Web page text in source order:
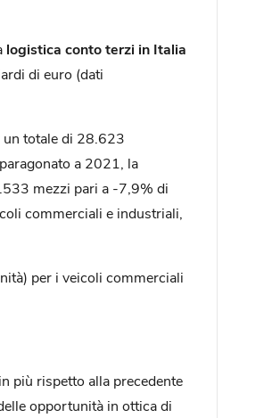
logistica conto terzi in Italia
di euro (dati
un totale di 28.623
a 2021, la
mezzi pari a -7,9% di
commerciali e industriali,
per i veicoli commerciali
più rispetto alla precedente
opportunità in ottica di